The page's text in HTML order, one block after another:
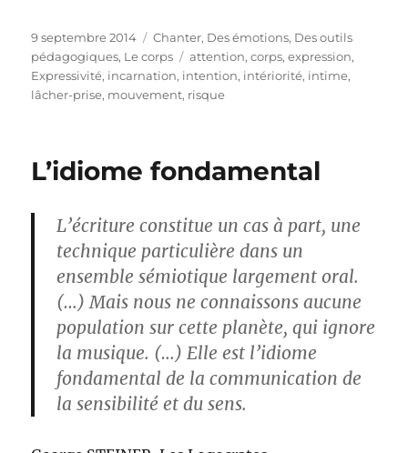
Publié
le
9 septembre 2014 Catégories
Chanter, Des émotions, Des outils
pédagogiques, Le corps Étiquettes
attention,corps,expression,
Expressivité, incarnation, intention, intériorité, intime,
lâcher-prise, mouvement, risque
L’idiome fondamental
L’écriture constitue un cas à part, une
technique particulière dans un
ensemble sémiotique largement oral.
(…) Mais nous ne connaissons aucune
population sur cette planète, qui ignore
la musique. (…) Elle est l’idiome
fondamental de la communication de
la sensibilité et du sens.